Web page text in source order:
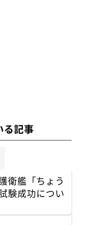
る記事
衛艦「ちょう
験成功につい